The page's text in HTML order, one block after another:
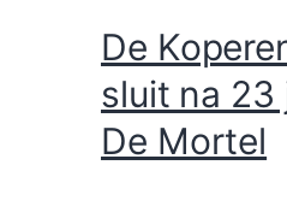
De
sluit na 23
De Mortel